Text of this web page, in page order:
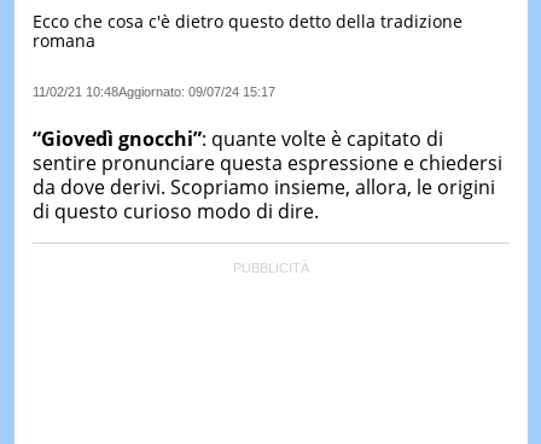
DI
IERI
Ecco che cosa c'è dietro questo detto della tradizione
romana
11/02/21 10:48Aggiornato: 09/07/24 15:17
“Giovedì gnocchi”: quante volte è capitato di
sentire pronunciare questa espressione e chiedersi
da dove derivi. Scopriamo insieme, allora, le origini
di questo curioso modo di dire.